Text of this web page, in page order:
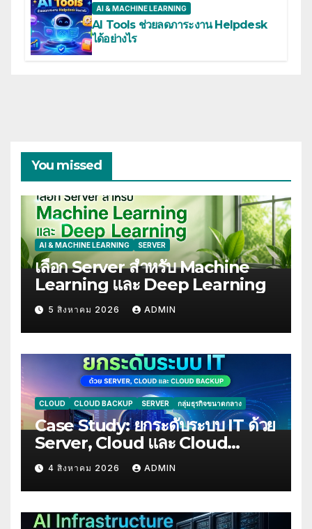
AI & MACHINE LEARNING
AI Tools ช่วยลดภาระงาน Helpdesk
ได้อย่างไร
You missed
AI & MACHINE LEARNING SERVER
เลือก Server สำหรับ Machine
Learning และ Deep Learning
5 สิงหาคม 2026 ADMIN
CLOUD CLOUD BACKUP SERVER กลุ่มธุรกิจขนาดกลาง
Case Study: ยกระดับระบบ IT ด้วย
Server, Cloud และ Cloud
Backup
4 สิงหาคม 2026 ADMIN